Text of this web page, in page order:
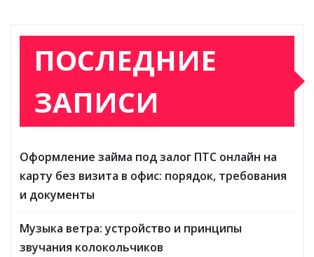
ПОСЛЕДНИЕ
ЗАПИСИ
Оформление займа под залог ПТС онлайн на
карту без визита в офис: порядок, требования
и документы
Музыка ветра: устройство и принципы
звучания колокольчиков